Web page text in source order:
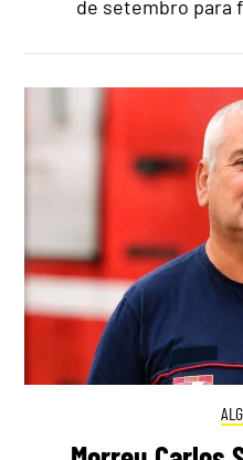
de setembro para